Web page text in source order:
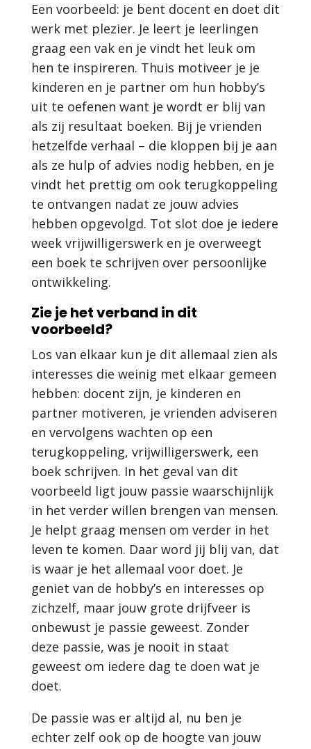
Een voorbeeld: je bent docent en doet dit
werk met plezier. Je leert je leerlingen
graag een vak en je vindt het leuk om
hen te inspireren. Thuis motiveer je je
kinderen en je partner om hun hobby’s
uit te oefenen want je wordt er blij van
als zij resultaat boeken. Bij je vrienden
hetzelfde verhaal – die kloppen bij je aan
als ze hulp of advies nodig hebben, en je
vindt het prettig om ook terugkoppeling
te ontvangen nadat ze jouw advies
hebben opgevolgd. Tot slot doe je iedere
week vrijwilligerswerk en je overweegt
een boek te schrijven over persoonlijke
ontwikkeling.
Zie je het verband in dit
voorbeeld?
Los van elkaar kun je dit allemaal zien als
interesses die weinig met elkaar gemeen
hebben: docent zijn, je kinderen en
partner motiveren, je vrienden adviseren
en vervolgens wachten op een
terugkoppeling, vrijwilligerswerk, een
boek schrijven. In het geval van dit
voorbeeld ligt jouw passie waarschijnlijk
in het verder willen brengen van mensen.
Je helpt graag mensen om verder in het
leven te komen. Daar word jij blij van, dat
is waar je het allemaal voor doet. Je
geniet van de hobby’s en interesses op
zichzelf, maar jouw grote drijfveer is
onbewust je passie geweest. Zonder
deze passie, was je nooit in staat
geweest om iedere dag te doen wat je
doet.
De passie was er altijd al, nu ben je
echter zelf ook op de hoogte van jouw